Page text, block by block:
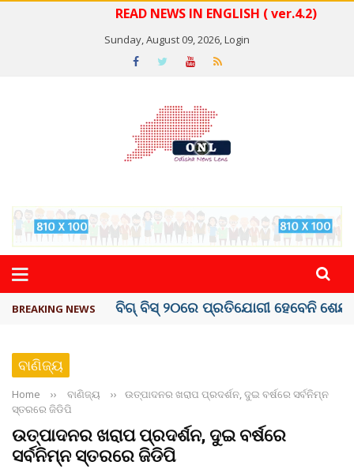
READ NEWS IN ENGLISH ( ver.4.2)
Sunday, August 09, 2026,Login
BREAKING NEWS ଅମରନାଥ ଯାତ୍ରା ସ୍ଥଗିତ
ବାଣିଜ୍ୟ
Home ›› ବାଣିଜ୍ୟ ››
ଉତ୍ପାଦନର ଖରାପ ପ୍ରଦର୍ଶନ, ଦୁଇ ବର୍ଷରେ ସର୍ବନିମ୍ନ
ସ୍ତରରେ ଜିଡିପି
ଉତ୍ପାଦନର ଖରାପ ପ୍ରଦର୍ଶନ, ଦୁଇ ବର୍ଷରେ
ସର୍ବନିମ୍ନ ସ୍ତରରେ ଜିଡିପି